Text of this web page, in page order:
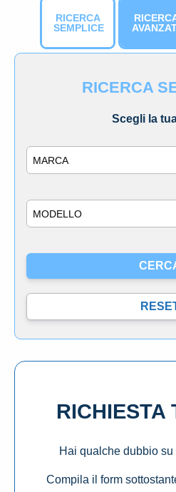
RICERCA
SEMPLICE
RICERCA
Scegli la
RICHIESTA
Hai qualche dubbio
Compila il form